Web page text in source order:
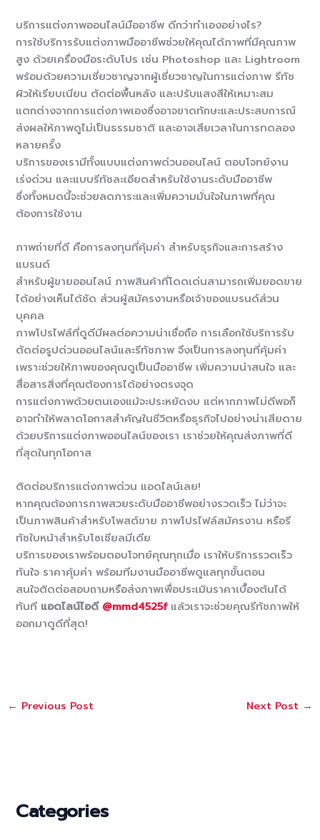
บริการแต่งภาพออนไลน์มืออาชีพ ดีกว่าทำเองอย่างไร?
การใช้บริการรับแต่งภาพมืออาชีพช่วยให้คุณได้ภาพที่มีคุณภาพ
สูง ด้วยเครื่องมือระดับโปร เช่น Photoshop และ Lightroom
พร้อมด้วยความเชี่ยวชาญจากผู้เชี่ยวชาญในการแต่งภาพ รีทัช
ผิวให้เรียบเนียน ตัดต่อพื้นหลัง และปรับแสงสีให้เหมาะสม
แตกต่างจากการแต่งภาพเองซึ่งอาจขาดทักษะและประสบการณ์
ส่งผลให้ภาพดูไม่เป็นธรรมชาติ และอาจเสียเวลาในการทดลอง
หลายครั้ง
บริการของเรามีทั้งแบบแต่งภาพด่วนออนไลน์ ตอบโจทย์งาน
เร่งด่วน และแบบรีทัชละเอียดสำหรับใช้งานระดับมืออาชีพ
ซึ่งทั้งหมดนี้จะช่วยลดภาระและเพิ่มความมั่นใจในภาพที่คุณ
ต้องการใช้งาน
ภาพถ่ายที่ดี คือการลงทุนที่คุ้มค่า สำหรับธุรกิจและการสร้าง
แบรนด์
สำหรับผู้ขายออนไลน์ ภาพสินค้าที่โดดเด่นสามารถเพิ่มยอดขาย
ได้อย่างเห็นได้ชัด ส่วนผู้สมัครงานหรือเจ้าของแบรนด์ส่วน
บุคคล
ภาพโปรไฟล์ที่ดูดีมีผลต่อความน่าเชื่อถือ การเลือกใช้บริการรับ
ตัดต่อรูปด่วนออนไลน์และรีทัชภาพ จึงเป็นการลงทุนที่คุ้มค่า
เพราะช่วยให้ภาพของคุณดูเป็นมืออาชีพ เพิ่มความน่าสนใจ และ
สื่อสารสิ่งที่คุณต้องการได้อย่างตรงจุด
การแต่งภาพด้วยตนเองแม้จะประหยัดงบ แต่หากภาพไม่ดีพอก็
อาจทำให้พลาดโอกาสสำคัญในชีวิตหรือธุรกิจไปอย่างน่าเสียดาย
ด้วยบริการแต่งภาพออนไลน์ของเรา เราช่วยให้คุณส่งภาพที่ดี
ที่สุดในทุกโอกาส
ติดต่อบริการแต่งภาพด่วน แอดไลน์เลย!
หากคุณต้องการภาพสวยระดับมืออาชีพอย่างรวดเร็ว ไม่ว่าจะ
เป็นภาพสินค้าสำหรับโพสต์ขาย ภาพโปรไฟล์สมัครงาน หรือรี
ทัชใบหน้าสำหรับโซเชียลมีเดีย
บริการของเราพร้อมตอบโจทย์คุณทุกเมื่อ เราให้บริการรวดเร็ว
ทันใจ ราคาคุ้มค่า พร้อมทีมงานมืออาชีพดูแลทุกขั้นตอน
สนใจติดต่อสอบถามหรือส่งภาพเพื่อประเมินราคาเบื้องต้นได้
ทันที แอดไลน์ไอดี @mmd4525fแล้วเราจะช่วยคุณรีทัชภาพให้
ออกมาดูดีที่สุด!
← Previous Post Next Post →
Categories